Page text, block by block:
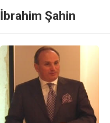
İbrahim Şahin